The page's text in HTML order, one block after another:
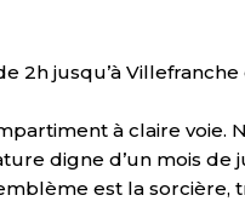
2h jusqu’à
à claire voie.
digne d’un mois de
est la sorcière,